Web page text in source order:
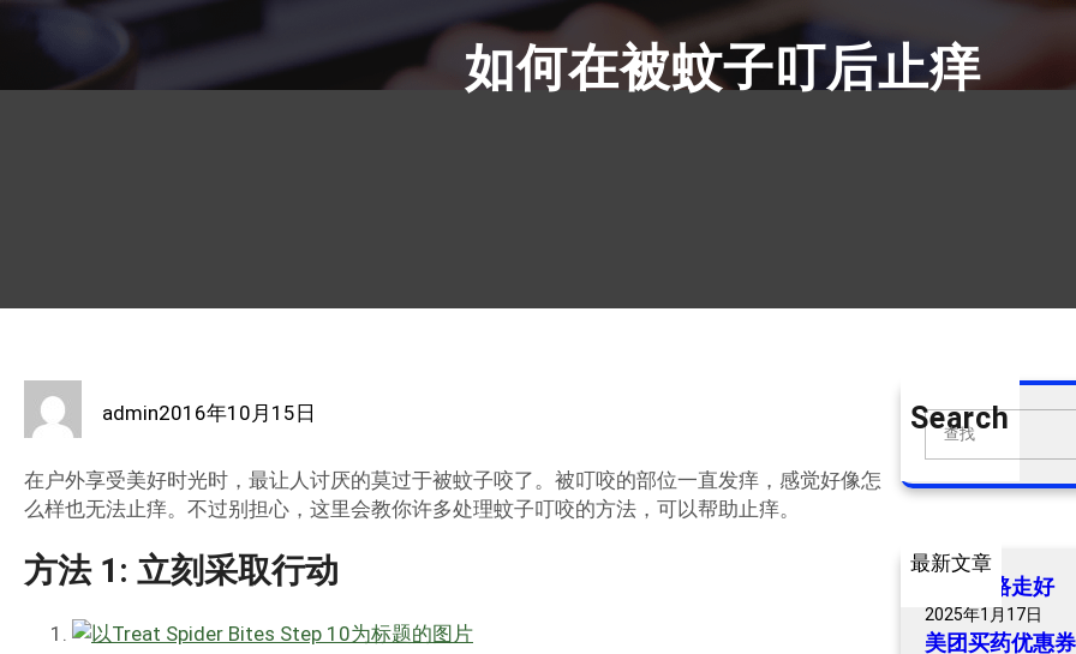
如何在被蚊子叮后止痒
admin2016年10月15日
在户外享受美好时光时，最让人讨厌的莫过于被蚊子咬了。被叮咬的部位一直发痒，感觉好像怎
么样也无法止痒。不过别担心，这里会教你许多处理蚊子叮咬的方法，可以帮助止痒。
方法 1: 立刻采取行动
Search
S
a
h
最新文章
爷爷一路走好
2025年1月17日
美团买药优惠